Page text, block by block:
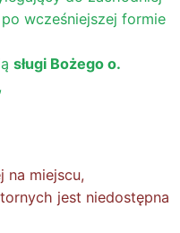
wcześniejszej formie
sługi Bożego o.
,
na miejscu,
jest niedostępna